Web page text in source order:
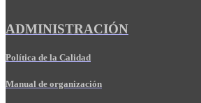
ADMINISTRACIÓN
Política de la Calidad
Manual de organización